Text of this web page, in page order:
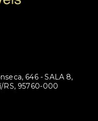
646 - SALA 8,
RS, 95760-000